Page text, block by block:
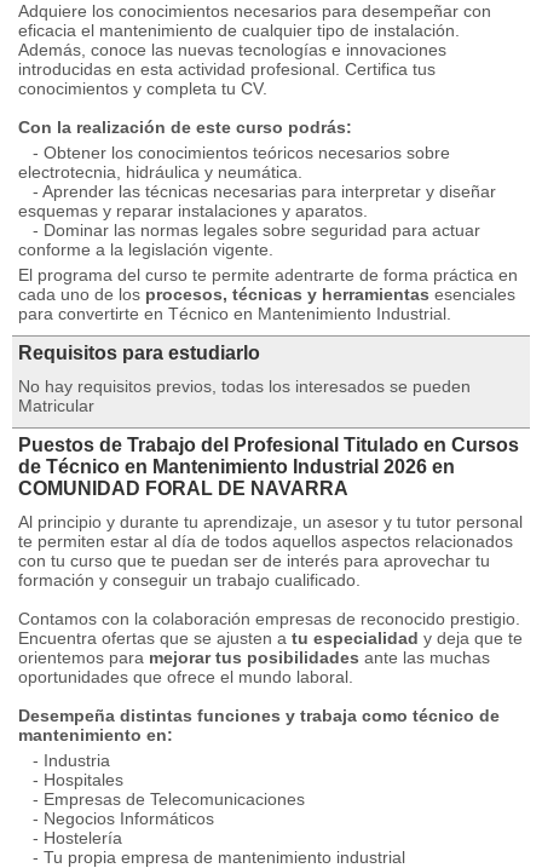
Adquiere los conocimientos necesarios para desempeñar con
eficacia el mantenimiento de cualquier tipo de instalación.
Además, conoce las nuevas tecnologías e innovaciones
introducidas en esta actividad profesional. Certifica tus
conocimientos y completa tu CV.
Con la realización de este curso podrás:
- Obtener los conocimientos teóricos necesarios sobre
electrotecnia, hidráulica y neumática.
- Aprender las técnicas necesarias para interpretar y diseñar
esquemas y reparar instalaciones y aparatos.
- Dominar las normas legales sobre seguridad para actuar
conforme a la legislación vigente.
El programa del curso te permite adentrarte de forma práctica en
cada uno de los procesos, técnicas y herramientas esenciales
para convertirte en Técnico en Mantenimiento Industrial.
Requisitos para estudiarlo
No hay requisitos previos, todas los interesados se pueden
Matricular
Puestos de Trabajo del Profesional Titulado en Cursos
de Técnico en Mantenimiento Industrial 2026 en
COMUNIDAD FORAL DE NAVARRA
Al principio y durante tu aprendizaje, un asesor y tu tutor personal
te permiten estar al día de todos aquellos aspectos relacionados
con tu curso que te puedan ser de interés para aprovechar tu
formación y conseguir un trabajo cualificado.
Contamos con la colaboración empresas de reconocido prestigio.
Encuentra ofertas que se ajusten a tu especialidad y deja que te
orientemos para mejorar tus posibilidades ante las muchas
oportunidades que ofrece el mundo laboral.
Desempeña distintas funciones y trabaja como técnico de
mantenimiento en:
- Industria
- Hospitales
- Empresas de Telecomunicaciones
- Negocios Informáticos
- Hostelería
- Tu propia empresa de mantenimiento industrial